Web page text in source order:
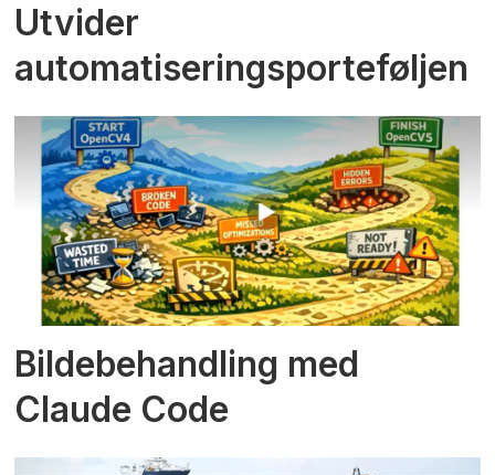
Utvider
automatiseringsporteføljen
Bildebehandling med
Claude Code